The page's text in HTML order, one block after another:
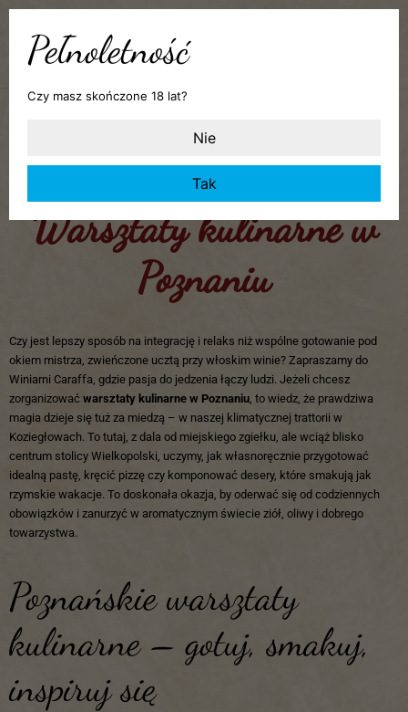
Warsztaty kulinarne w
Poznaniu
Czy jest lepszy sposób na integrację i relaks niż wspólne gotowanie pod
okiem mistrza, zwieńczone ucztą przy włoskim winie? Zapraszamy do
Winiarni Caraffa, gdzie pasja do jedzenia łączy ludzi. Jeżeli chcesz
zorganizować warsztaty kulinarne w Poznaniu , to wiedz, że prawdziwa
magia dzieje się tuż za miedzą – w naszej klimatycznej trattorii w
Koziegłowach. To tutaj, z dala od miejskiego zgiełku, ale wciąż blisko
centrum stolicy Wielkopolski, uczymy, jak własnoręcznie przygotować
idealną pastę, kręcić pizzę czy komponować desery, które smakują jak
rzymskie wakacje. To doskonała okazja, by oderwać się od codziennych
obowiązków i zanurzyć w aromatycznym świecie ziół, oliwy i dobrego
towarzystwa.
Poznańskie warsztaty
kulinarne – gotuj, smakuj,
inspiruj się
Pełnoletność
Czy masz skończone 18 lat?
Nie
Tak